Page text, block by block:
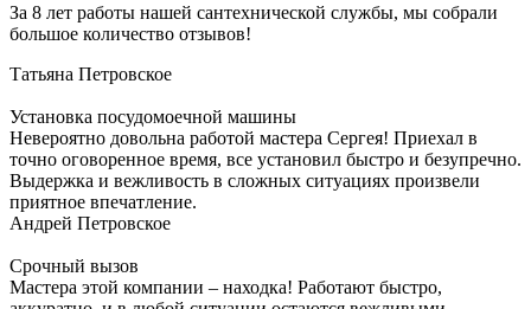
За 8 лет работы нашей сантехнической службы, мы собрали
большое количество отзывов!
Татьяна Петровское
Установка посудомоечной машины
Невероятно довольна работой мастера Сергея! Приехал в
точно оговоренное время, все установил быстро и безупречно.
Выдержка и вежливость в сложных ситуациях произвели
приятное впечатление.
Андрей Петровское
Срочный вызов
Мастера этой компании – находка! Работают быстро,